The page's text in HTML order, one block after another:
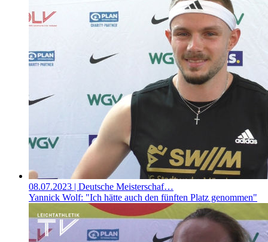
08.07.2023 | Deutsche Meisterschaf…
Yannick Wolf: "Ich hätte auch den fünften Platz genommen"